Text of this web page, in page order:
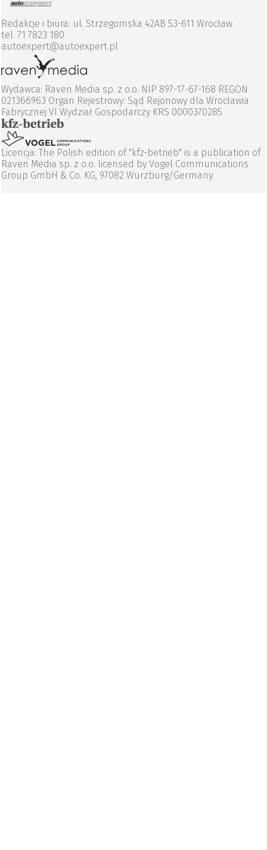
Redakcje i biura: ul. Strzegomska 42AB 53-611 Wrocław
tel. 71 7823 180
autoexpert@autoexpert.pl
Wydawca: Raven Media sp. z o.o. NIP 897-17-67-168 REGON
021366963 Organ Rejestrowy: Sąd Rejonowy dla Wrocławia
Fabrycznej VI Wydział Gospodarczy KRS 0000370285
Licencja: The Polish edition of "kfz-betrieb" is a publication of
Raven Media sp. z o.o. licensed by Vogel Communications
Group GmbH & Co. KG, 97082 Wurzburg/Germany.